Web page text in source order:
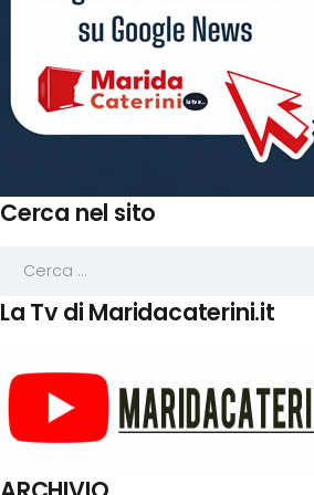
Cerca nel sito
La Tv di Maridacaterini.it